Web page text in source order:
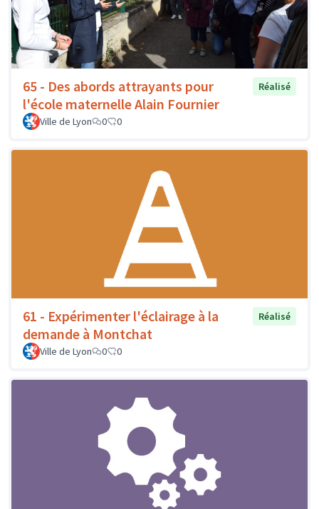
65 - Des abords attrayants pour
l'école maternelle Alain Fournier
Réalisé
Ville de Lyon 0 0
61 - Expérimenter l'éclairage à la
demande à Montchat
Réalisé
Ville de Lyon 0 0